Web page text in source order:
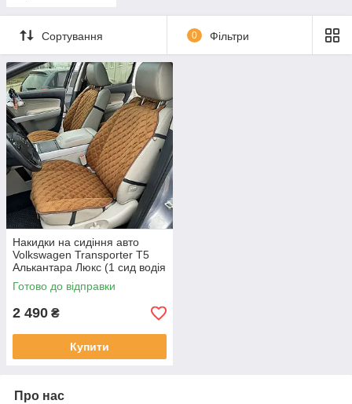
візерунок великий
ромб з подвійним
рядком
Сортування 0 Фільтри
Накидки на сидіння авто
Volkswagen Transporter T5
Алькантара Люкс (1 сид водія
+ подвійний пасаж)
Коричнева
Готово до відправки
2 490 ₴
Купити
Про нас